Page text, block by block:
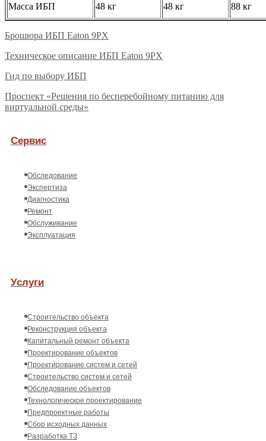
Масса ИБП
48 кг 48 кг 88 кг
Брошюра ИБП Eaton 9PX
Техническое описание ИБП Eaton 9PX
Гид по выбору ИБП
Проспект «Решения по бесперебойному питанию для
виртуальной среды»
Сервис
Обследование
Экспертиза
Диагностика
Ремонт
Обслуживание
Эксплуатация
Услуги
Строительство объекта
Реконструкция объекта
Капитальный ремонт объекта
Проектирование объектов
Проектирование систем и сетей
Строительство систем и сетей
Обследование объектов
Технологическое проектирование
Предпроектные работы
Сбор исходных данных
Разработка ТЗ